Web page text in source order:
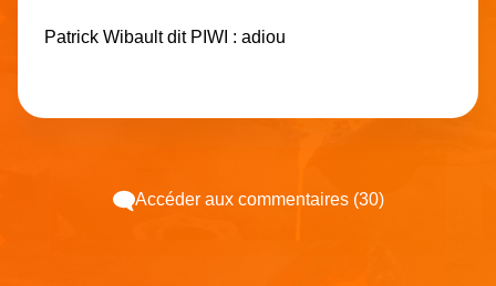
Patrick Wibault dit PIWI : adiou
Accéder aux commentaires (30)